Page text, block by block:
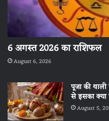
6 अगस्त 2026 का राशिफल
August 6, 2026
पूजा की
से इसका क्या
August 5,